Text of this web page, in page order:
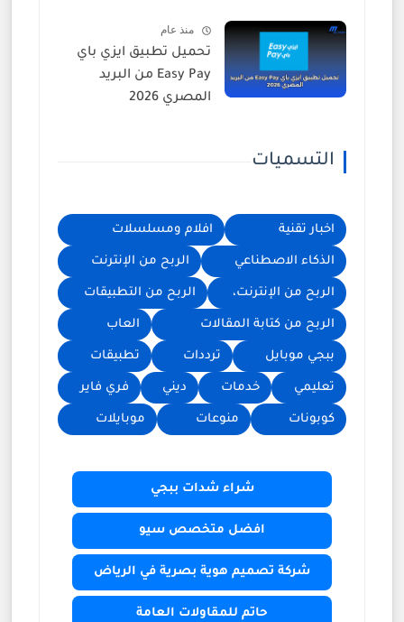
منذ عام
تحميل تطبيق ايزي باي
Easy Pay من البريد
المصري 2026
التسميات
اخبار تقنية افلام ومسلسلات
الذكاء الاصطناعي الربح من الإنترنت
الربح من الإنترنت، الربح من التطبيقات
الربح من كتابة المقالات العاب
ببجي موبايل ترددات تطبيقات
تعليمي خدمات ديني فري فاير
كوبونات منوعات موبايلات
شراء شدات ببجي
افضل متخصص سيو
شركة تصميم هوية بصرية في الرياض
حاتم للمقاولات العامة